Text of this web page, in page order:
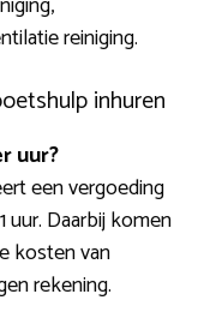
reiniging.
inhuren
uur?
een vergoeding
Daarbij komen
kosten van
rekening.